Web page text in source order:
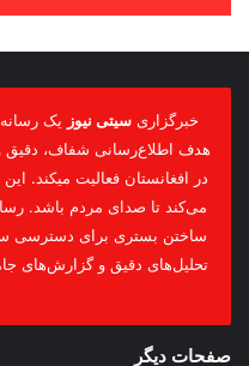
خبرگزاری سیتی نیوز یک
هدف اطلاع‌رسانی شفاف، دقیق
در افغانستان فعالیت میکند.
می‌کند تا صدای مردم باشد.
ساختن بستری برای دسترسی
تحلیل‌های دقیق و گزارش‌های
صفحات دیگر